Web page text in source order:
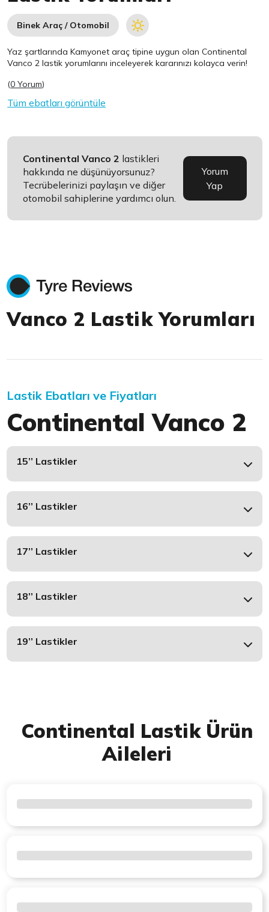
Binek Araç / Otomobil
Yaz şartlarında Kamyonet araç tipine uygun olanContinental
Vanco 2 lastik yorumlarını inceleyerek kararınızı kolayca verin!
(0 Yorum)
Tüm ebatları görüntüle
Continental Vanco 2 lastikleri
hakkında ne düşünüyorsunuz?
Tecrübelerinizi paylaşın ve diğer
otomobil sahiplerine yardımcı olun.
Yorum
Yap
Vanco 2 Lastik Yorumları
Lastik Ebatları ve Fiyatları
Continental Vanco 2
15’’ Lastikler
16’’ Lastikler
17’’ Lastikler
18’’ Lastikler
19’’ Lastikler
Continental Lastik Ürün
Aileleri